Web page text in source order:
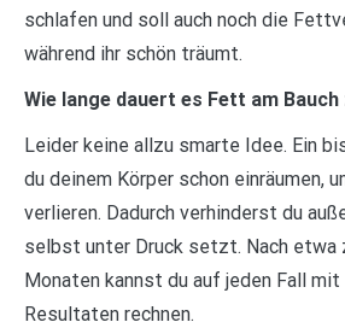
schlafen und soll auch noch die
während ihr schön träumt.
Wie lange dauert es Fett am
Leider keine allzu smarte Idee. Ein
du deinem Körper schon einräumen,
verlieren. Dadurch verhinderst du
selbst unter Druck setzt. Nach etwa
Monaten kannst du auf jeden Fall
Resultaten rechnen.